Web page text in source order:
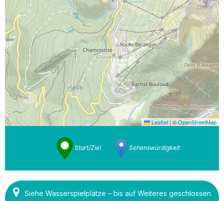
Leaflet | ©OpenStreetMap
Start/Ziel Sehenswürdigkeit
Siehe Wasserspielplätze – bis auf Weiteres geschlossen